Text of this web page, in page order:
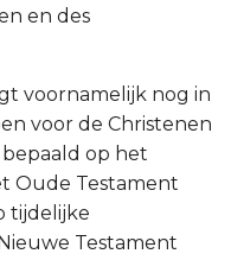
en des
voornamelijk nog in
voor de Christenen
op het
Oude Testament
tijdelijke
Testament